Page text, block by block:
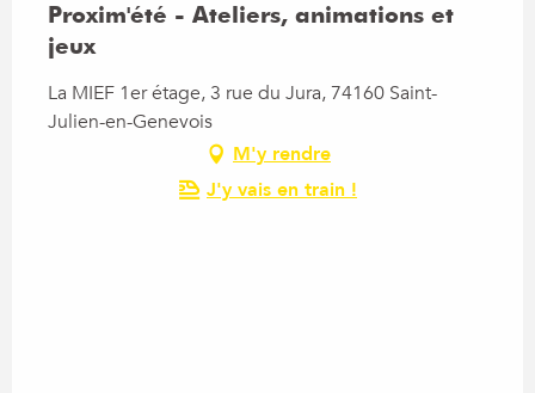
Proxim'été - Ateliers, animations et
jeux
La MIEF 1er étage, 3 rue du Jura, 74160 Saint-
Julien-en-Genevois
M'y rendre
J'y vais en train !